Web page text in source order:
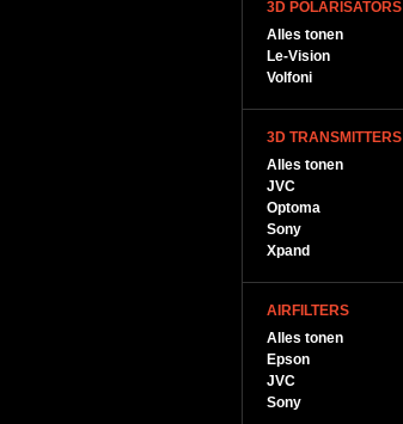
3D POLARISATORS
Alles tonen
Le-Vision
Volfoni
3D TRANSMITTERS
Alles tonen
JVC
Optoma
Sony
Xpand
AIRFILTERS
Alles tonen
Epson
JVC
Sony